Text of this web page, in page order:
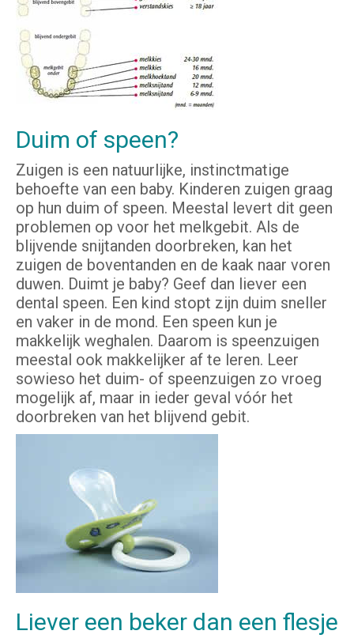
Duim of speen?
Zuigen is een natuurlijke, instinctmatige
behoefte van een baby. Kinderen zuigen graag
op hun duim of speen. Meestal levert dit geen
problemen op voor het melkgebit. Als de
blijvende snijtanden doorbreken, kan het
zuigen de boventanden en de kaak naar voren
duwen. Duimt je baby? Geef dan liever een
dental speen. Een kind stopt zijn duim sneller
en vaker in de mond. Een speen kun je
makkelijk weghalen. Daarom is speenzuigen
meestal ook makkelijker af te leren. Leer
sowieso het duim- of speenzuigen zo vroeg
mogelijk af, maar in ieder geval vóór het
doorbreken van het blijvend gebit.
Liever een beker dan een flesje